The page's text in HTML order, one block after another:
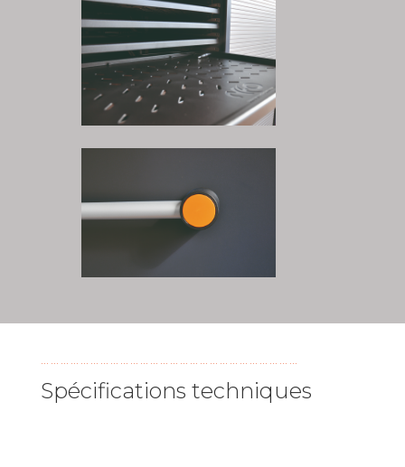
……………………………………………………………………
Spécifications techniques